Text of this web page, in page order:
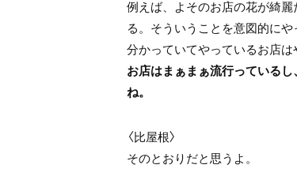
例えば、よそのお店の花が綺
る。そういうことを意図的に
分かっていてやっているお店は
お店はまぁまぁ流行っている
ね。
〈比屋根〉
そのとおりだと思うよ。